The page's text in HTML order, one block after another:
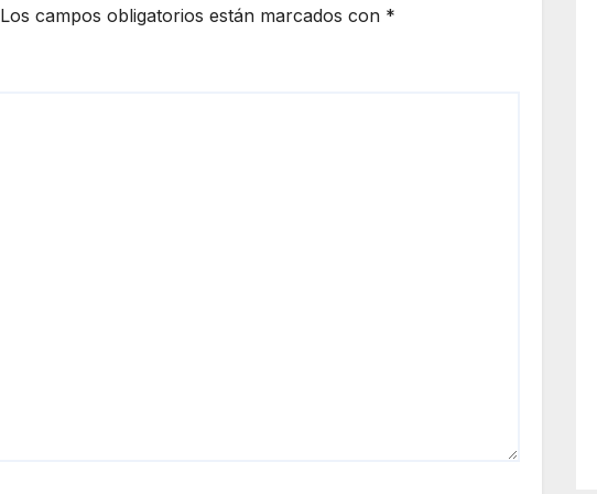
Los campos obligatorios están marcados con *